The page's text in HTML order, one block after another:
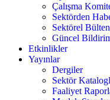
Çalışma
Sektörden
Sektörel
Güncel
Etkinlikler
Yayınlar
Dergiler
Sektör
Faaliyet